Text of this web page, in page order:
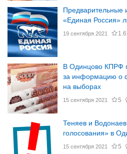
Предварительные
«Единая Россия»
19 сентября 2021 1.6
В Одинцово КПРФ
за информацию о
на выборах
15 сентября 2021 5
Теняев и
голосования» в
15 сентября 2021 5